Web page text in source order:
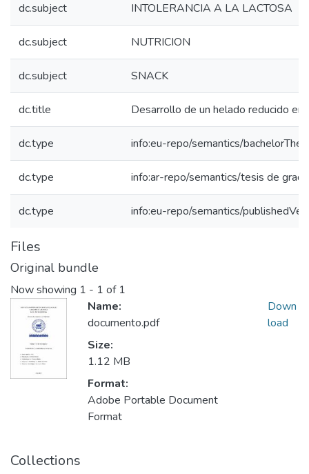
dc.subject INTOLERANCIA A LA LACTOSA
dc.subject NUTRICION
dc.subject SNACK
dc.title Desarrollo de un helado reducido en
dc.type info:eu-repo/semantics/
dc.type info:ar-repo/semantics/tesis de grado
dc.type info:eu-repo/semantics/
Files
Original bundle
Now showing 1 - 1 of 1
Name:
documento.pdf
Size:
1.12 MB
Format:
Adobe Portable Document
Format
Down
load
Collections